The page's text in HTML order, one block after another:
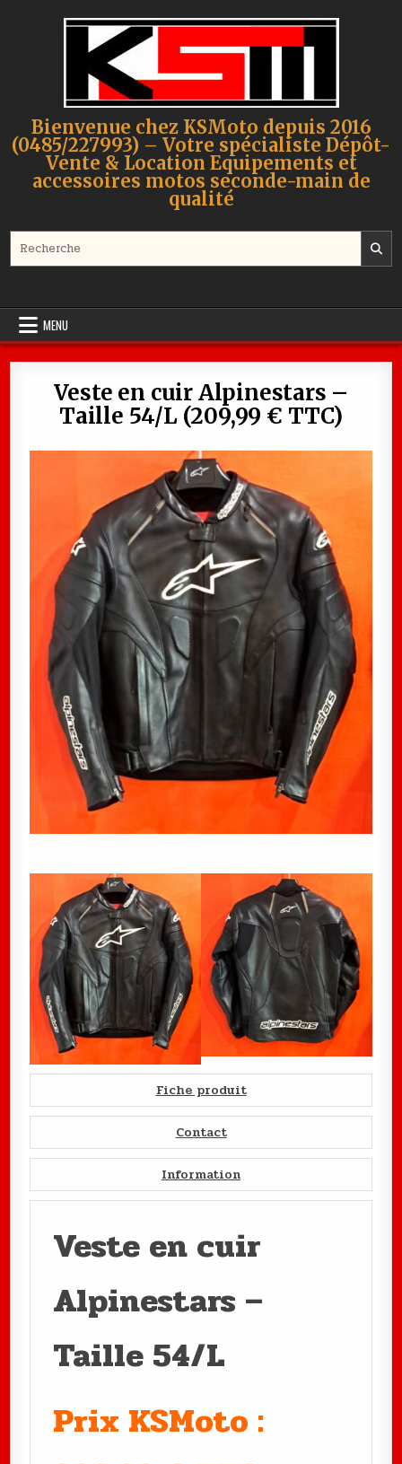
Bienvenue chez KSMoto depuis 2016
(0485/227993) – Votre spécialiste Dépôt-
Vente & Location Equipements et
accessoires motos seconde-main de
qualité
MENU
Veste en cuir Alpinestars –
Taille 54/L (209,99 € TTC)
Fiche produit
Contact
Information
Veste en cuir
Alpinestars –
Taille 54/L
Prix KSMoto :